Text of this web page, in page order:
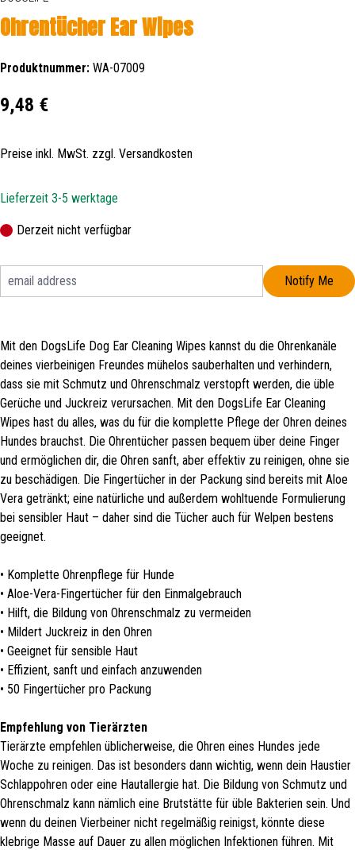
Ohrentücher Ear Wipes
Produktnummer: WA-07009
Regulärer Preis:
9,48 €
Preise inkl. MwSt. zzgl. Versandkosten
Lieferzeit 3-5 werktage
Derzeit nicht verfügbar
Notify Me
Mit den DogsLife Dog Ear Cleaning Wipes kannst du die Ohrenkanäle
deines vierbeinigen Freundes mühelos sauberhalten und verhindern,
dass sie mit Schmutz und Ohrenschmalz verstopft werden, die üble
Gerüche und Juckreiz verursachen. Mit den DogsLife Ear Cleaning
Wipes hast du alles, was du für die komplette Pflege der Ohren deines
Hundes brauchst. Die Ohrentücher passen bequem über deine Finger
und ermöglichen dir, die Ohren sanft, aber effektiv zu reinigen, ohne sie
zu beschädigen. Die Fingertücher in der Packung sind bereits mit Aloe
Vera getränkt; eine natürliche und außerdem wohltuende Formulierung
bei sensibler Haut – daher sind die Tücher auch für Welpen bestens
geeignet.
• Komplette Ohrenpflege für Hunde
• Aloe-Vera-Fingertücher für den Einmalgebrauch
• Hilft, die Bildung von Ohrenschmalz zu vermeiden
• Mildert Juckreiz in den Ohren
• Geeignet für sensible Haut
• Effizient, sanft und einfach anzuwenden
• 50 Fingertücher pro Packung
Empfehlung von Tierärzten
Tierärzte empfehlen üblicherweise, die Ohren eines Hundes jede
Woche zu reinigen. Das ist besonders dann wichtig, wenn dein Haustier
Schlappohren oder eine Hautallergie hat. Die Bildung von Schmutz und
Ohrenschmalz kann nämlich eine Brutstätte für üble Bakterien sein. Und
wenn du deinen Vierbeiner nicht regelmäßig reinigst, könnte diese
klebrige Masse auf Dauer zu allen möglichen Infektionen führen. Mit